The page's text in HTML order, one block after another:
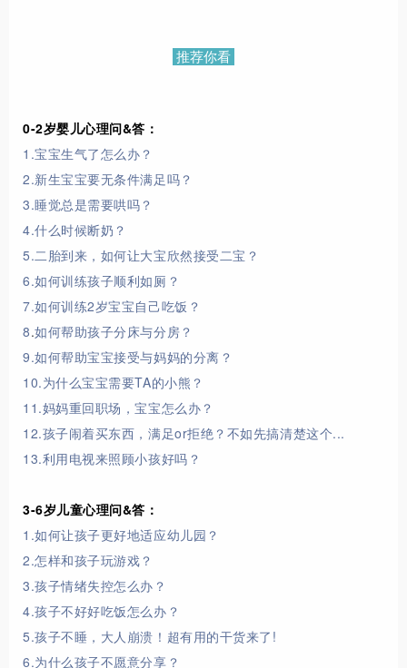
推荐你看
0-2岁婴儿心理问&答：
1.宝宝生气了怎么办？
2.新生宝宝要无条件满足吗？
3.睡觉总是需要哄吗？
4.什么时候断奶？
5.二胎到来，如何让大宝欣然接受二宝？
6.如何训练孩子顺利如厕？
7.如何训练2岁宝宝自己吃饭？
8.如何帮助孩子分床与分房？
9.如何帮助宝宝接受与妈妈的分离？
10.为什么宝宝需要TA的小熊？
11.妈妈重回职场，宝宝怎么办？
12.孩子闹着买东西，满足or拒绝？不如先搞清楚这个...
13.利用电视来照顾小孩好吗？
3-6岁儿童心理问&答：
1.如何让孩子更好地适应幼儿园？
2.怎样和孩子玩游戏？
3.孩子情绪失控怎么办？
4.孩子不好好吃饭怎么办？
5.孩子不睡，大人崩溃！超有用的干货来了!
6.为什么孩子不愿意分享？